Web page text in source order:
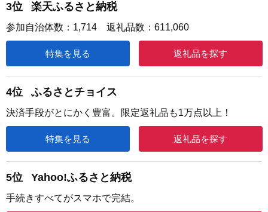
3位 楽天ふるさと納税
参加自治体数：1,714 返礼品数：611,060
特集を見る 返礼品を探す
4位 ふるさとチョイス
決済手段がとにかく豊富。限定返礼品も1万点以上！
特集を見る 返礼品を探す
5位 Yahoo!ふるさと納税
手続きすべてがスマホで完結。